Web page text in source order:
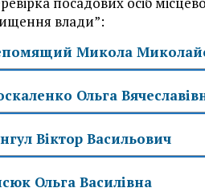
влади”:
Микола
Ольга
Віктор Васильович
Ольга Василівна